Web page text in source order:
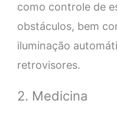
como controle de
obstáculos, bem
iluminação
retrovisores.
2. Medicina